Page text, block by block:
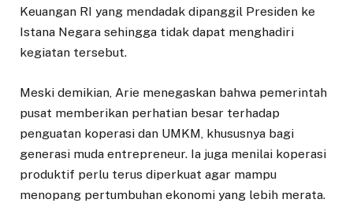
Keuangan RI yang mendadak dipanggil Presiden ke
Istana Negara sehingga tidak dapat menghadiri
kegiatan tersebut.
Meski demikian, Arie menegaskan bahwa pemerintah
pusat memberikan perhatian besar terhadap
penguatan koperasi dan UMKM, khususnya bagi
generasi muda entrepreneur. Ia juga menilai koperasi
produktif perlu terus diperkuat agar mampu
menopang pertumbuhan ekonomi yang lebih merata.